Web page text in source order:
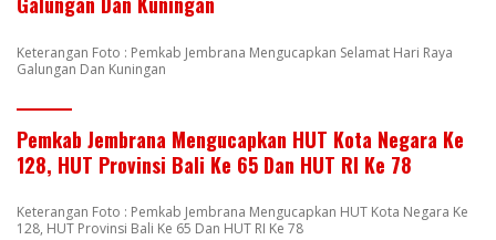
Keterangan Foto : Pemkab Jembrana Mengucapkan Selamat Hari Raya
Galungan Dan Kuningan
Pemkab Jembrana Mengucapkan HUT Kota Negara Ke
128, HUT Provinsi Bali Ke 65 Dan HUT RI Ke 78
Keterangan Foto : Pemkab Jembrana Mengucapkan HUT Kota Negara Ke
128, HUT Provinsi Bali Ke 65 Dan HUT RI Ke 78